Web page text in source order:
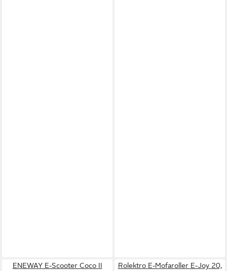
ENEWAY E-Scooter Coco II Rolektro E-Mofaroller E-Joy 20,